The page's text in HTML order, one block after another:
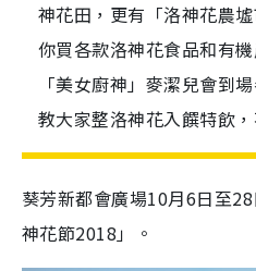
神花田，更有「洛神花農
你買各款洛神花食品和有
「美女廚神」麥潔兒會到
教大家整洛神花入饌特飲，
葵芳新都會廣場10月6日至
神花節2018」。